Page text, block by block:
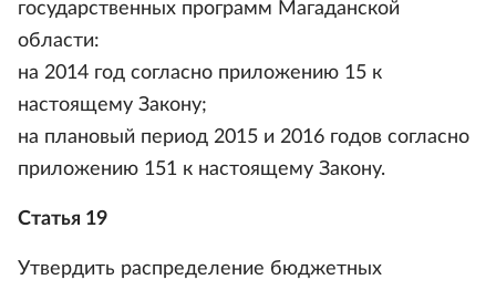
государственных программ Магаданской
области:
на 2014 год согласно приложению 15 к
настоящему Закону;
на плановый период 2015 и 2016 годов согласно
приложению 151 к настоящему Закону.
Статья 19
Утвердить распределение бюджетных